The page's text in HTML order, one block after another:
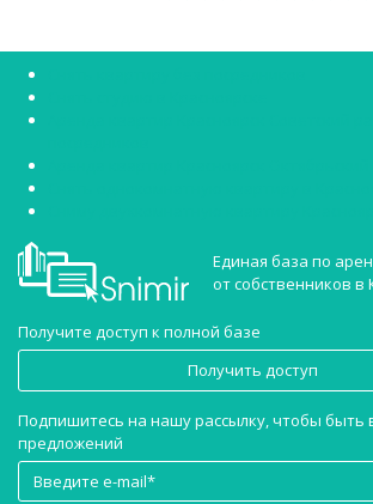
Единая база по
от собственников в
Получите доступ к полной базе
Получить доступ
Подпишитесь на нашу рассылку, чтобы быть
предложений